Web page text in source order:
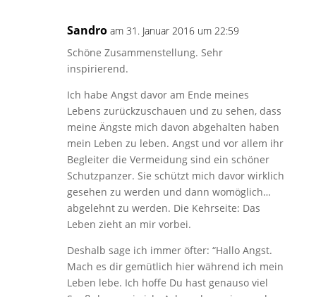
Sandro am 31. Januar 2016 um 22:59
Schöne Zusammenstellung. Sehr
inspirierend.
Ich habe Angst davor am Ende meines
Lebens zurückzuschauen und zu sehen, dass
meine Ängste mich davon abgehalten haben
mein Leben zu leben. Angst und vor allem ihr
Begleiter die Vermeidung sind ein schöner
Schutzpanzer. Sie schützt mich davor wirklich
gesehen zu werden und dann womöglich…
abgelehnt zu werden. Die Kehrseite: Das
Leben zieht an mir vorbei.
Deshalb sage ich immer öfter: “Hallo Angst.
Mach es dir gemütlich hier während ich mein
Leben lebe. Ich hoffe Du hast genauso viel